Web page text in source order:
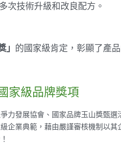
次技術升級和改良配方。
的國家級肯定，彰顯了產
家級品牌獎項
力發展協會、國家品牌玉山獎甄
企業典範，藉由嚴謹審核機制以